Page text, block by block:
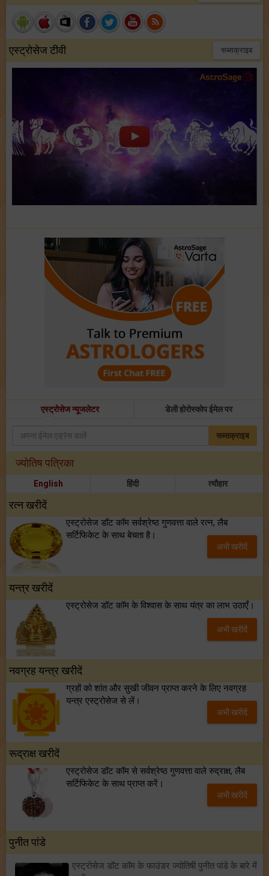
एस्ट्रोसेज टीवी सब्सक्राइब
एस्ट्रोसेज न्यूजलेटर डेली होरोस्कोप ईमेल पर
सब्सक्राइब
ज्योतिष पत्रिका
English हिंदी त्यौहार
रत्न खरीदें
एस्ट्रोसेज डॉट कॉम सर्वश्रेष्ठ गुणवत्ता वाले रत्न, लैब
सर्टिफिकेट के साथ बेचता है।
अभी खरीदें
यन्त्र खरीदें
एस्ट्रोसेज डॉट कॉम के विश्वास के साथ यंत्र का लाभ उठाएँ।
अभी खरीदें
नवग्रह यन्त्र खरीदें
ग्रहों को शांत और सुखी जीवन प्राप्त करने के लिए नवग्रह
यन्त्र एस्ट्रोसेज से लें।
अभी खरीदें
रूद्राक्ष खरीदें
एस्ट्रोसेज डॉट कॉम से सर्वश्रेष्ठ गुणवत्ता वाले रुद्राक्ष, लैब
सर्टिफिकेट के साथ प्राप्त करें।
अभी खरीदें
पुनीत पांडे
एस्ट्रोसेज डॉट कॉम के फाउंडर ज्योतिषी पुनीत पांडे के बारे में